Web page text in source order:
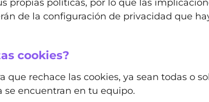
propias políticas, por lo que las
de la configuración de privacidad que
cookies?
que rechace las cookies, ya sean todas o
se encuentran en tu equipo.